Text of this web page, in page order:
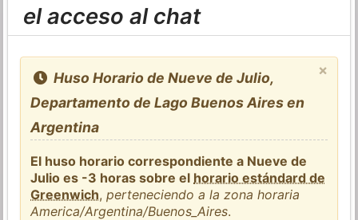
el acceso al chat
×
Huso Horario de Nueve de Julio,
Departamento de Lago Buenos Aires en
Argentina
El huso horario correspondiente a Nueve de
Julio es -3 horas sobre el horario estándard de
Greenwich,perteneciendo a la zona horaria
America/Argentina/Buenos_Aires.